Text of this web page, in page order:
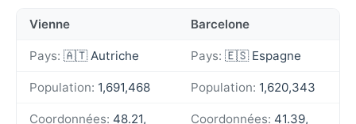
Vienne Barcelone
Pays: 🇦🇹 Autriche Pays: 🇪🇸 Espagne
Population: 1,691,468 Population: 1,620,343
Coordonnées: 48.21, Coordonnées: 41.39,